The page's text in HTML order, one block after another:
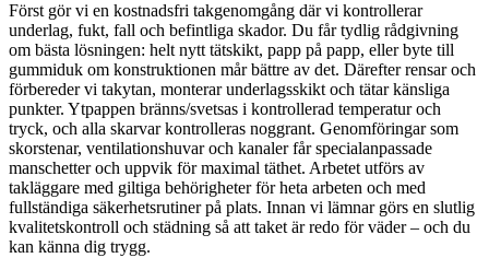
Först gör vi en kostnadsfri takgenomgång där vi kontrollerar
underlag, fukt, fall och befintliga skador. Du får tydlig rådgivning
om bästa lösningen: helt nytt tätskikt, papp på papp, eller byte till
gummiduk om konstruktionen mår bättre av det. Därefter rensar och
förbereder vi takytan, monterar underlagsskikt och tätar känsliga
punkter. Ytpappen bränns/svetsas i kontrollerad temperatur och
tryck, och alla skarvar kontrolleras noggrant. Genomföringar som
skorstenar, ventilationshuvar och kanaler får specialanpassade
manschetter och uppvik för maximal täthet. Arbetet utförs av
takläggare med giltiga behörigheter för heta arbeten och med
fullständiga säkerhetsrutiner på plats. Innan vi lämnar görs en slutlig
kvalitetskontroll och städning så att taket är redo för väder – och du
kan känna dig trygg.